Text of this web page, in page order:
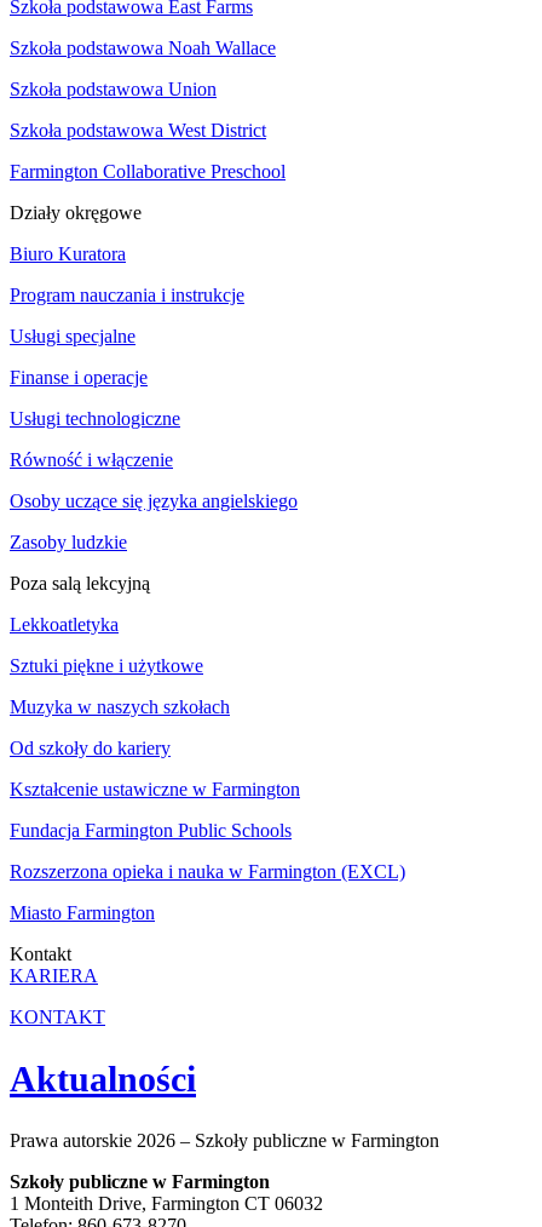
Szkoła podstawowa East Farms
Szkoła podstawowa Noah Wallace
Szkoła podstawowa Union
Szkoła podstawowa West District
Farmington Collaborative Preschool
Działy okręgowe
Biuro Kuratora
Program nauczania i instrukcje
Usługi specjalne
Finanse i operacje
Usługi technologiczne
Równość i włączenie
Osoby uczące się języka angielskiego
Zasoby ludzkie
Poza salą lekcyjną
Lekkoatletyka
Sztuki piękne i użytkowe
Muzyka w naszych szkołach
Od szkoły do kariery
Kształcenie ustawiczne w Farmington
Fundacja Farmington Public Schools
Rozszerzona opieka i nauka w Farmington (EXCL)
Miasto Farmington
Kontakt
KARIERA
KONTAKT
Aktualności
Prawa autorskie 2026 – Szkoły publiczne w Farmington
Szkoły publiczne w Farmington
1 Monteith Drive, Farmington CT 06032